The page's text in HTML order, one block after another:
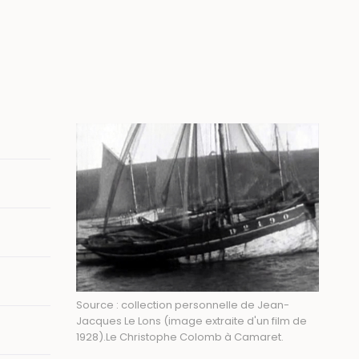
Source : collection personnelle de Jean-
Jacques Le Lons (image extraite d'un film de
1928).Le Christophe Colomb à Camaret.